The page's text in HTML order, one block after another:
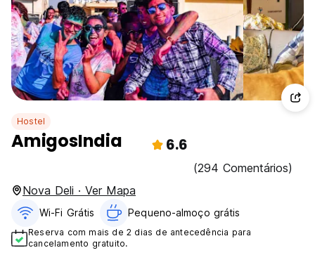
Hostel
AmigosIndia 6.6
(294 Comentários)
Nova Deli · Ver Mapa
Wi-Fi Grátis Pequeno-almoço grátis
Reserva com mais de 2 dias de antecedência para
cancelamento gratuito.